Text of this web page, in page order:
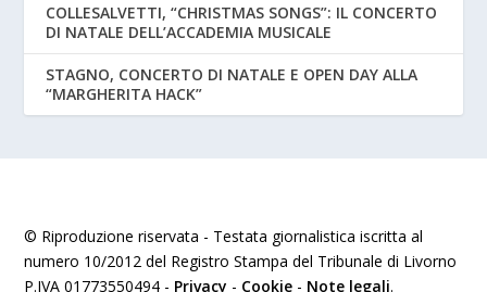
COLLESALVETTI, “CHRISTMAS SONGS”: IL CONCERTO
DI NATALE DELL’ACCADEMIA MUSICALE
STAGNO, CONCERTO DI NATALE E OPEN DAY ALLA
“MARGHERITA HACK”
© Riproduzione riservata - Testata giornalistica iscritta al
numero 10/2012 del Registro Stampa del Tribunale di Livorno
P.IVA 01773550494 - Privacy - Cookie - Note legali.